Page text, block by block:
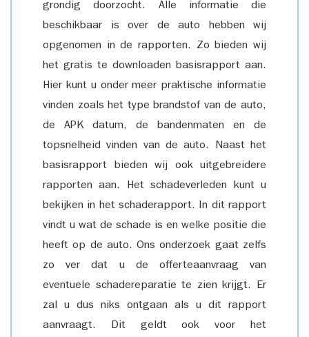
grondig doorzocht. Alle informatie die
beschikbaar is over de auto hebben wij
opgenomen in de rapporten. Zo bieden wij
het gratis te downloaden basisrapport aan.
Hier kunt u onder meer praktische informatie
vinden zoals het type brandstof van de auto,
de APK datum, de bandenmaten en de
topsnelheid vinden van de auto. Naast het
basisrapport bieden wij ook uitgebreidere
rapporten aan. Het schadeverleden kunt u
bekijken in het schaderapport. In dit rapport
vindt u wat de schade is en welke positie die
heeft op de auto. Ons onderzoek gaat zelfs
zo ver dat u de offerteaanvraag van
eventuele schadereparatie te zien krijgt. Er
zal u dus niks ontgaan als u dit rapport
aanvraagt. Dit geldt ook voor het